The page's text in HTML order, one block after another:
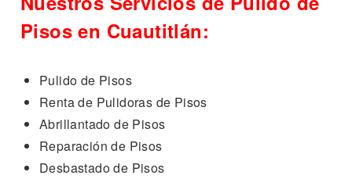
Pisos en Cuautitlán:
Pulido de Pisos
Renta de Pulidoras de Pisos
Abrillantado de Pisos
Reparación de Pisos
Desbastado de Pisos